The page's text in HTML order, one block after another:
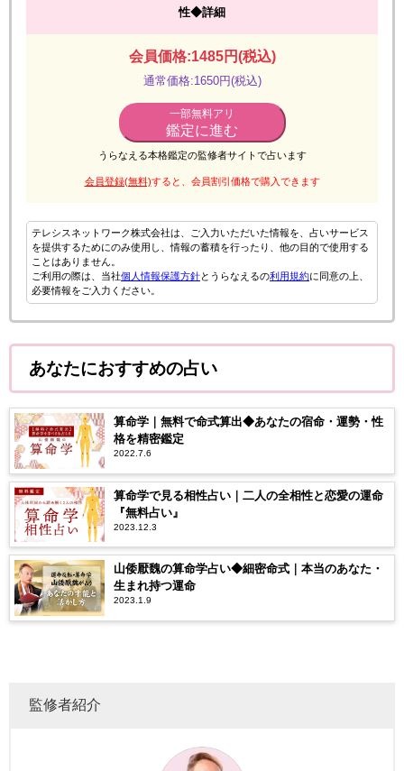
性◆詳細
会員価格:1485円(税込)
通常価格:1650円(税込)
一部無料アリ
鑑定に進む
うらなえる本格鑑定の監修者サイトで占います
会員登録(無料)すると、会員割引価格で購入できます
テレシスネットワーク株式会社は、ご入力いただいた情報を、占いサービス
を提供するためにのみ使用し、情報の蓄積を行ったり、他の目的で使用する
ことはありません。
ご利用の際は、当社個人情報保護方針とうらなえるの利用規約に同意の上、
必要情報をご入力ください。
あなたにおすすめの占い
算命学｜無料で命式算出◆あなたの宿命・運勢・性
格を精密鑑定
2022.7.6
算命学で見る相性占い｜二人の全相性と恋愛の運命
『無料占い』
2023.12.3
山倭厭魏の算命学占い◆細密命式｜本当のあなた・
生まれ持つ運命
2023.1.9
監修者紹介